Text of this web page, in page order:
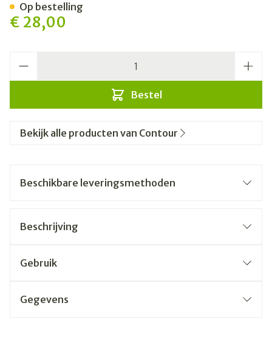
€ 28,00
Bestel
Op bestelling
Bekijk alle producten van Contour
Beschikbare leveringsmethoden
Beschrijving
Gebruik
Gegevens